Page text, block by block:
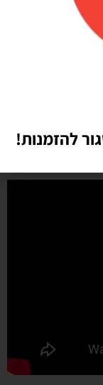
המשלוח הגיע
כמו שחשבתי
להזמנות!